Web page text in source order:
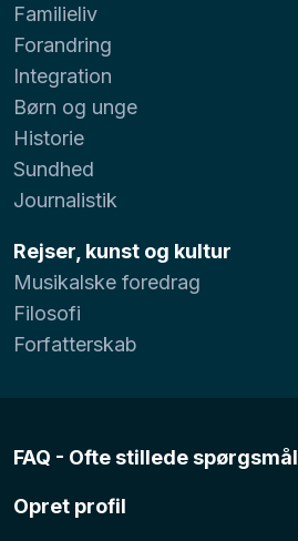
Familieliv
Forandring
Integration
Børn og unge
Historie
Sundhed
Journalistik
Rejser, kunst og kultur
Musikalske foredrag
Filosofi
Forfatterskab
FAQ - Ofte stillede spørgsmål
Opret profil